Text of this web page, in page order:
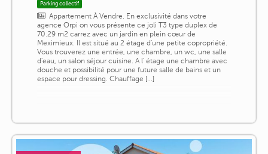
Parking collectif
Appartement À Vendre. En exclusivité dans votre
agence Orpi on vous présente ce joli T3 type duplex de
70.29 m2 carrez avec un jardin en plein cœur de
Meximieux. Il est situé au 2 étage d'une petite copropriété.
Vous trouverez une entrée, une chambre, un wc, une salle
d'eau, un salon séjour cuisine. A l' étage une chambre avec
douche et possibilité pour une future salle de bains et un
espace pour dressing. Chauffage [...]